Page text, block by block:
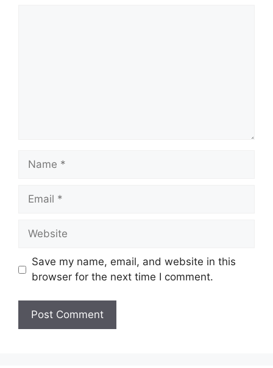
Name
Email
Website
Save my name, email, and website in this
browser for the next time I comment.